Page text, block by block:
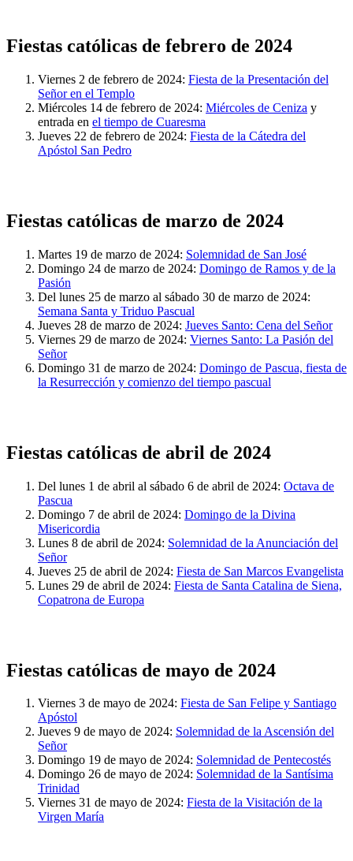
Fiestas católicas de febrero de 2024
Viernes 2 de febrero de 2024: Fiesta de la Presentación del
Señor en el Templo
Miércoles 14 de febrero de 2024: Miércoles de Ceniza y
entrada en el tiempo de Cuaresma
Jueves 22 de febrero de 2024: Fiesta de la Cátedra del
Apóstol San Pedro
Fiestas católicas de marzo de 2024
Martes 19 de marzo de 2024: Solemnidad de San José
Domingo 24 de marzo de 2024: Domingo de Ramos y de la
Pasión
Del lunes 25 de marzo al sábado 30 de marzo de 2024:
Semana Santa y Triduo Pascual
Jueves 28 de marzo de 2024: Jueves Santo: Cena del Señor
Viernes 29 de marzo de 2024: Viernes Santo: La Pasión del
Señor
Domingo 31 de marzo de 2024: Domingo de Pascua, fiesta de
la Resurrección y comienzo del tiempo pascual
Fiestas católicas de abril de 2024
Del lunes 1 de abril al sábado 6 de abril de 2024: Octava de
Pascua
Domingo 7 de abril de 2024: Domingo de la Divina
Misericordia
Lunes 8 de abril de 2024: Solemnidad de la Anunciación del
Señor
Jueves 25 de abril de 2024: Fiesta de San Marcos Evangelista
Lunes 29 de abril de 2024: Fiesta de Santa Catalina de Siena,
Copatrona de Europa
Fiestas católicas de mayo de 2024
Viernes 3 de mayo de 2024: Fiesta de San Felipe y Santiago
Apóstol
Jueves 9 de mayo de 2024: Solemnidad de la Ascensión del
Señor
Domingo 19 de mayo de 2024: Solemnidad de Pentecostés
Domingo 26 de mayo de 2024: Solemnidad de la Santísima
Trinidad
Viernes 31 de mayo de 2024: Fiesta de la Visitación de la
Virgen María